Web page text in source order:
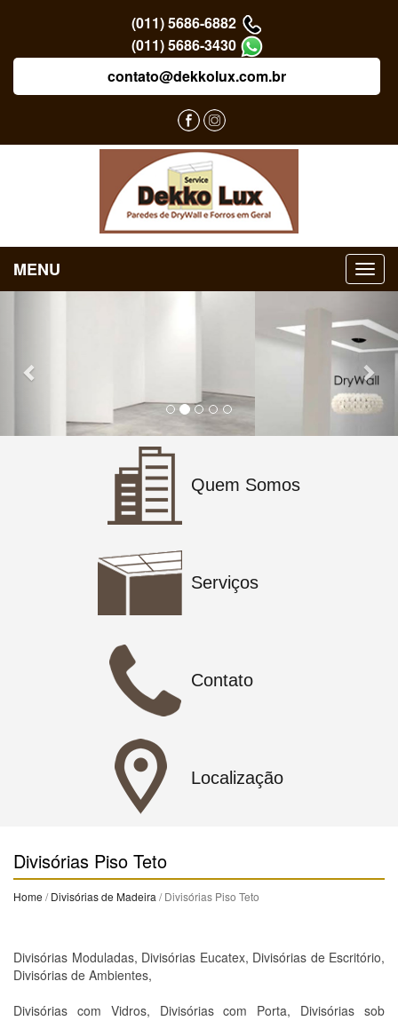
(011) 5686-6882
(011) 5686-3430
contato@dekkolux.com.br
MENU
Quem Somos
Serviços
Contato
Localização
Divisórias Piso Teto
Home /Divisórias de Madeira / Divisórias Piso Teto
Divisórias Moduladas, Divisórias Eucatex, Divisórias de Escritório,
Divisórias de Ambientes,
Divisórias com Vidros, Divisórias com Porta, Divisórias sob